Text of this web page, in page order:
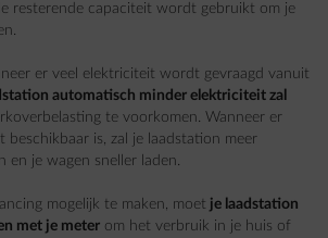
resterende capaciteit wordt gebruikt om je
er veel elektriciteit wordt gevraagd vanuit
automatisch minder elektriciteit zal
te voorkomen. Wanneer er
beschikbaar is, zal je laadstation meer
en je wagen sneller laden.
mogelijk te maken, moet je laadstation
met je meter om het verbruik in je huis of